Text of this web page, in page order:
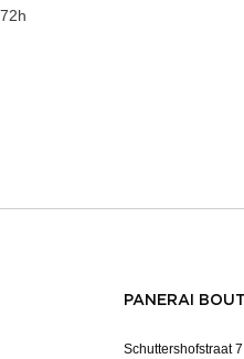
72h
PANERAI
Schuttershofstraat 7